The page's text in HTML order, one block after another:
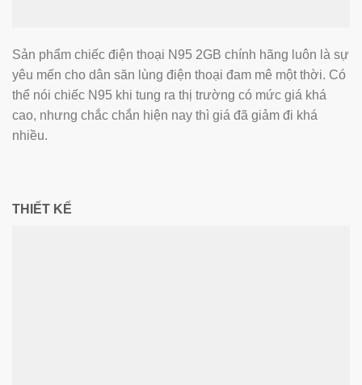
Sản phẩm chiếc điện thoại N95 2GB chính hãng luôn là sự
yêu mến cho dân săn lùng điện thoại đam mê một thời. Có
thể nói chiếc N95 khi tung ra thị trường có mức giá khá
cao, nhưng chắc chắn hiện nay thì giá đã giảm đi khá
nhiều.
THIẾT KẾ